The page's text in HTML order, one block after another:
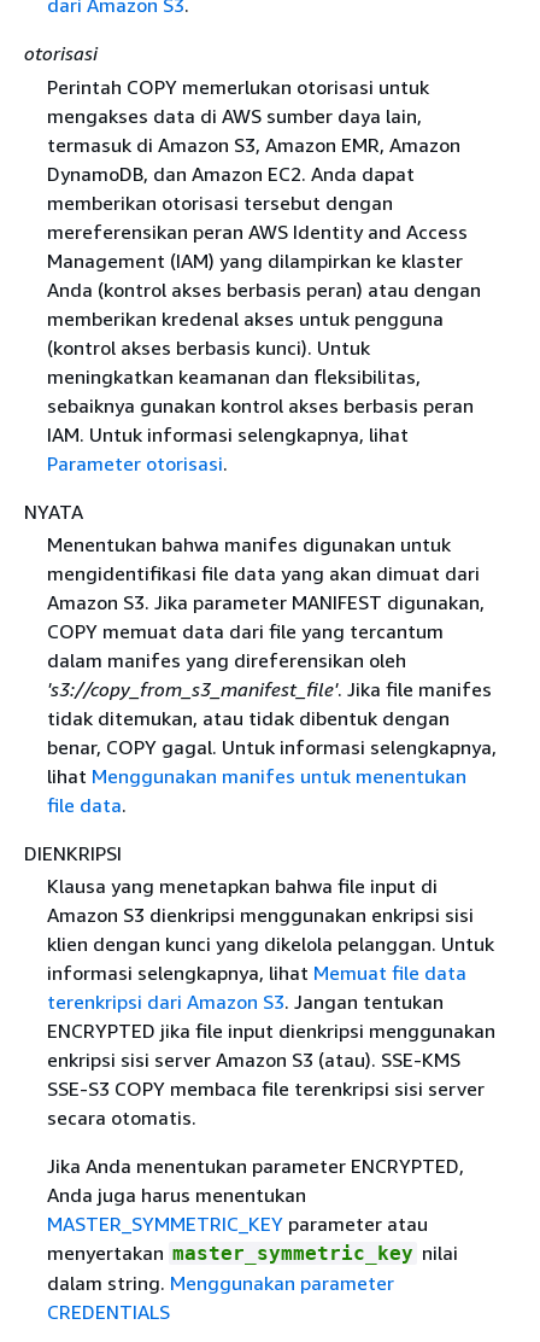
dari Amazon S3.
otorisasi
Perintah COPY memerlukan otorisasi untuk
mengakses data di AWS sumber daya lain,
termasuk di Amazon S3, Amazon EMR, Amazon
DynamoDB, dan Amazon EC2. Anda dapat
memberikan otorisasi tersebut dengan
mereferensikan peran AWS Identity and Access
Management (IAM) yang dilampirkan ke klaster
Anda (kontrol akses berbasis peran) atau dengan
memberikan kredenal akses untuk pengguna
(kontrol akses berbasis kunci). Untuk
meningkatkan keamanan dan fleksibilitas,
sebaiknya gunakan kontrol akses berbasis peran
IAM. Untuk informasi selengkapnya, lihat
Parameter otorisasi.
NYATA
Menentukan bahwa manifes digunakan untuk
mengidentifikasi file data yang akan dimuat dari
Amazon S3. Jika parameter MANIFEST digunakan,
COPY memuat data dari file yang tercantum
dalam manifes yang direferensikan oleh
's3://copy_from_s3_manifest_file'. Jika file manifes
tidak ditemukan, atau tidak dibentuk dengan
benar, COPY gagal. Untuk informasi selengkapnya,
lihat Menggunakan manifes untuk menentukan
file data.
DIENKRIPSI
Klausa yang menetapkan bahwa file input di
Amazon S3 dienkripsi menggunakan enkripsi sisi
klien dengan kunci yang dikelola pelanggan. Untuk
informasi selengkapnya, lihat Memuat file data
terenkripsi dari Amazon S3. Jangan tentukan
ENCRYPTED jika file input dienkripsi menggunakan
enkripsi sisi server Amazon S3 (atau). SSE-KMS
SSE-S3 COPY membaca file terenkripsi sisi server
secara otomatis.
Jika Anda menentukan parameter ENCRYPTED,
Anda juga harus menentukan
MASTER_SYMMETRIC_KEYparameter atau
menyertakan master_symmetric_key nilai
dalam string. Menggunakan parameter
CREDENTIALS